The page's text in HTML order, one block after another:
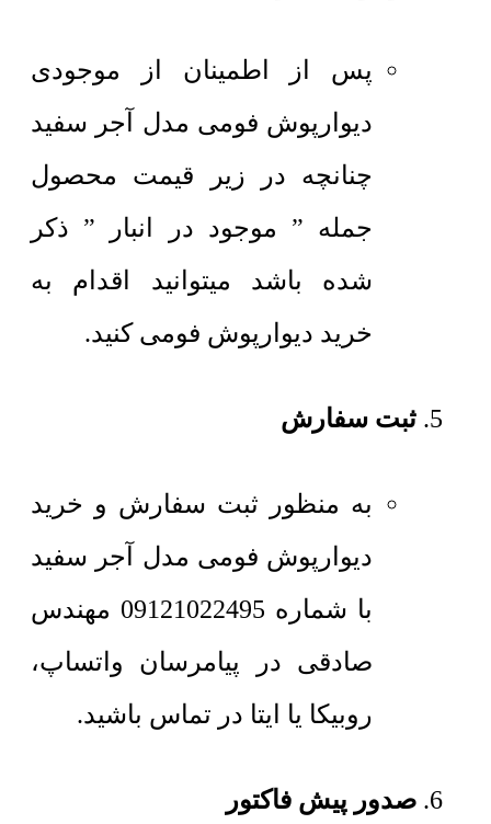
پس از اطمینان از موجودی
دیوارپوش فومی مدل آجر سفید
چنانچه در زیر قیمت محصول
جمله ” موجود در انبار ” ذکر
شده باشد میتوانید اقدام به
خرید دیوارپوش فومی کنید.
ثبت سفارش
به منظور ثبت سفارش و خرید
دیوارپوش فومی مدل آجر سفید
با شماره 09121022495 مهندس
صادقی در پیامرسان واتساپ،
روبیکا یا ایتا در تماس باشید.
صدور پیش فاکتور